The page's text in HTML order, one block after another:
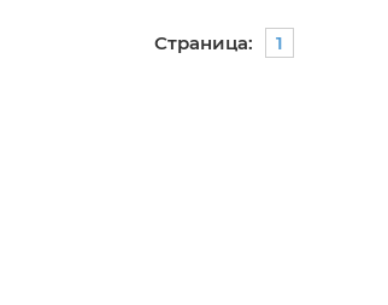
Страница: 1